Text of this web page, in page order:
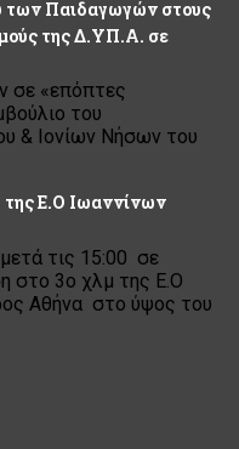
των Παιδαγωγών στους
της Δ.ΥΠ.Α. σε
σε «επόπτες
του
& Ιονίων Νήσων του
της Ε.Ο Ιωαννίνων
τις 15:00 σε
στο 3ο χλμ της Ε.Ο
Αθήνα στο ύψος του